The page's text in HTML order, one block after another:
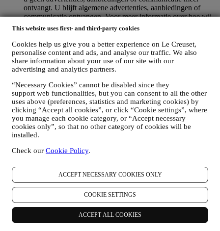
This website uses first- and third-party cookies
Cookies help us give you a better experience on Le Creuset,
personalise content and ads, and analyse our traffic. We also
share information about your use of our site with our
advertising and analytics partners.
“Necessary Cookies” cannot be disabled since they
support web functionalities, but you can consent to all the other
uses above (preferences, statistics and marketing cookies) by
clicking “Accept all cookies”, or click “Cookie settings”, where
you manage each cookie category, or “Accept necessary
cookies only”, so that no other category of cookies will be
installed.
Check our Cookie Policy.
ACCEPT NECESSARY COOKIES ONLY
COOKIE SETTINGS
ACCEPT ALL COOKIES
ontvangt. U blijft algemene advertenties, aanbiedingen of
communicatie ontvangen. Voor meer informatie over hoe wij
cookies gebruiken en hoe u ze kunt verwijderen, raadpleegt u
PRODUCT REVIEW
Als u een van onze producten hebt gekocht, kunnen wij u een
e-mail sturen met de vraag om uw producten te beoordelen.
Wij zijn geïnteresseerd in productbeoordelingen van onze
onze producten en diensten voortdurend te verbeteren. Aan
het einde van het aankoopproces kunnen wij u ook uitnodigen
om uw productbeoordeling te schrijven. De beoordeling is
niet verplicht, en u bent vrij om deze al dan niet in te dienen.
WHATSAPP FOR BUSINESS
Sommige van onze fysieke winkels gebruiken WhatsApp for
Business met klanten die daarom vragen, alleen om
ondersteuning te bieden en informatie over onze producten te
producten. Er worden geen creditcardgegevens of andere
gevoelige informatie gevraagd via WhatsApp. U kunt meer te
weten komen over de voorwaarden en garanties van
WhatsApp voor de internationale overdracht van uw
gegevens op https://www.whatsapp.com/legal/privacy-policy-
eea. U kunt uw rechten inzake gegevensbescherming
uitoefenen, waaronder het herroepen/uitschrijven en het